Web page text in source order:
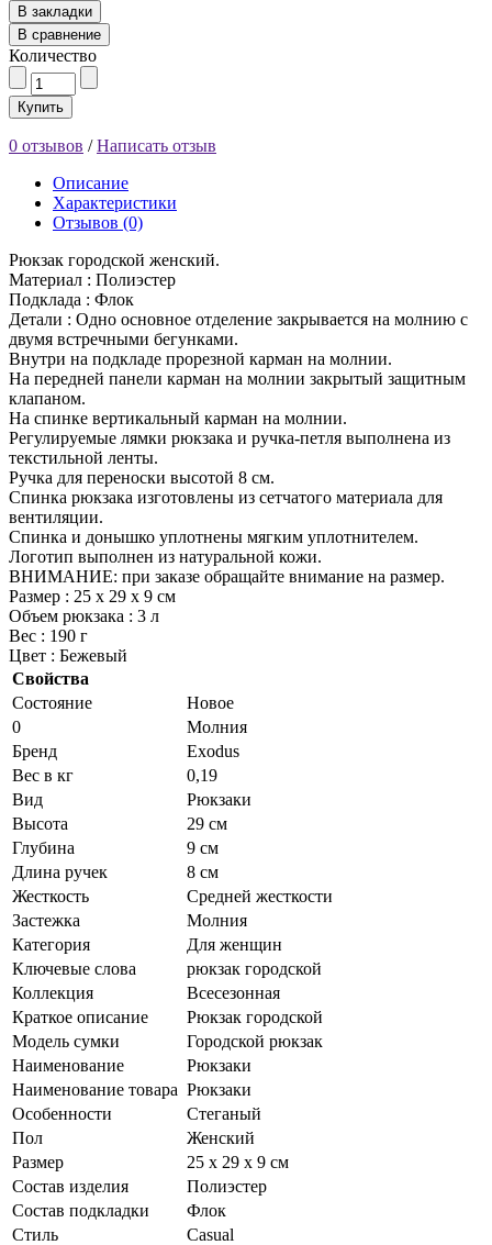
В закладки
В сравнение
Количество
Купить
0 отзывов /Написать отзыв
Описание
Характеристики
Отзывов (0)
Рюкзак городской женский.
Материал : Полиэстер
Подклада : Флок
Детали : Одно основное отделение закрывается на молнию с
двумя встречными бегунками.
Внутри на подкладе прорезной карман на молнии.
На передней панели карман на молнии закрытый защитным
клапаном.
На спинке вертикальный карман на молнии.
Регулируемые лямки рюкзака и ручка-петля выполнена из
текстильной ленты.
Ручка для переноски высотой 8 см.
Cпинка рюкзака изготовлены из сетчатого материала для
вентиляции.
Спинка и донышко уплотнены мягким уплотнителем.
Логотип выполнен из натуральной кожи.
ВНИМАНИЕ: при заказе обращайте внимание на размер.
Размер : 25 х 29 х 9 см
Объем рюкзака : 3 л
Вес : 190 г
Цвет : Бежевый
Свойства
Состояние
Новое
0
Молния
Бренд
Exodus
Вес в кг
0,19
Вид
Рюкзаки
Высота
29 см
Глубина
9 см
Длина ручек
8 см
Жесткость
Средней жесткости
Застежка
Молния
Категория
Для женщин
Ключевые слова
рюкзак городской
Коллекция
Всесезонная
Краткое описание
Рюкзак городской
Модель сумки
Городской рюкзак
Наименование
Рюкзаки
Наименование товара Рюкзаки
Особенности
Стеганый
Пол
Женский
Размер
25 х 29 х 9 см
Состав изделия
Полиэстер
Состав подкладки
Флок
Стиль
Casual